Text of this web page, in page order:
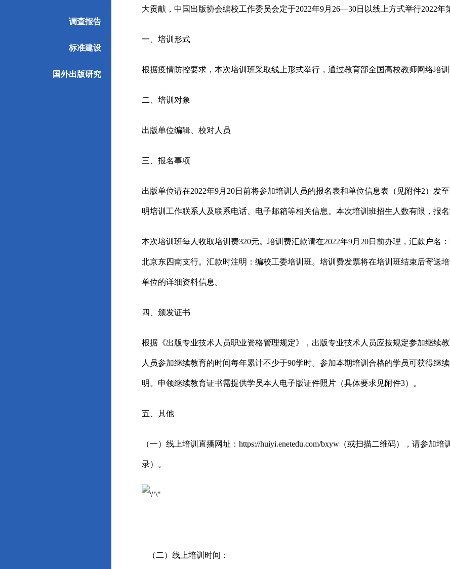
调查报告
标准建设
国外出版研究
大贡献，中国出版协会编校工作委员会定于2022年9月 26—30日以线上方式举行2022年
一、培训形式
根据疫情防控要求，本次培训班采取线上形式举行，通过教育部全国高校教师网络培训
二、培训对象
出版单位编辑、校对人员
三、报名事项
出版单位请在2022年9月 20日前将参加培训人员的报名表和单位信息表（见附件2）发
明培训工作联系人及联系电话、电子邮箱等相关信息 。本次培训班招生人数有限，报
本次培训班每人收取培训费320元。培训费汇款请在2022年9月 20日前办理，汇款户名
北京东四南支行。汇款时注明：编校工委培训班。培训费发票将在培训班结束后寄送
单位的详细资料信息。
四、颁发证书
根据《出版专业技术人员职业资格管理规定》，出版专业技术人员应按规定参加继续
人员参加继续教育的时间每年累计不少于90学时。参加本期培训合格的学员可获得继
明。申领继续教育证书需提供学员本人电子版证件照片（具体要求见附件3） 。
五、其他
（一） 线上培训直播网址： https://huiyi.enetedu.com/bxyw （或扫描二维码），请参加
录）。
（二） 线上培训时间 ：